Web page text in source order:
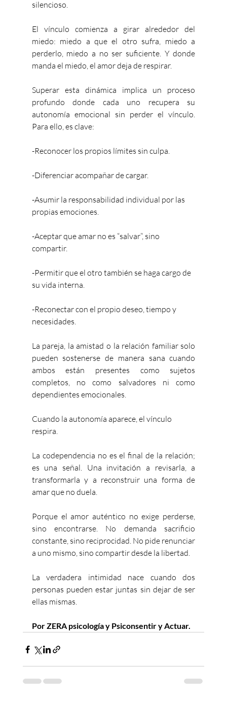
silencioso.
El vínculo comienza a girar alrededor del
miedo: miedo a que el otro sufra, miedo a
perderlo, miedo a no ser suficiente. Y donde
manda el miedo, el amor deja de respirar.
Superar esta dinámica implica un proceso
profundo donde cada uno recupera su
autonomía emocional sin perder el vínculo.
Para ello, es clave:
-Reconocer los propios límites sin culpa.
-Diferenciar acompañar de cargar.
-Asumir la responsabilidad individual por las
propias emociones.
-Aceptar que amar no es “salvar”, sino
compartir.
-Permitir que el otro también se haga cargo de
su vida interna.
-Reconectar con el propio deseo, tiempo y
necesidades.
La pareja, la amistad o la relación familiar solo
pueden sostenerse de manera sana cuando
ambos están presentes como sujetos
completos, no como salvadores ni como
dependientes emocionales.
Cuando la autonomía aparece, el vínculo
respira.
La codependencia no es el final de la relación;
es una señal. Una invitación a revisarla, a
transformarla y a reconstruir una forma de
amar que no duela.
Porque el amor auténtico no exige perderse,
sino encontrarse. No demanda sacrificio
constante, sino reciprocidad. No pide renunciar
a uno mismo, sino compartir desde la libertad.
La verdadera intimidad nace cuando dos
personas pueden estar juntas sin dejar de ser
ellas mismas.
Por ZERA psicología y Psiconsentir y Actuar.